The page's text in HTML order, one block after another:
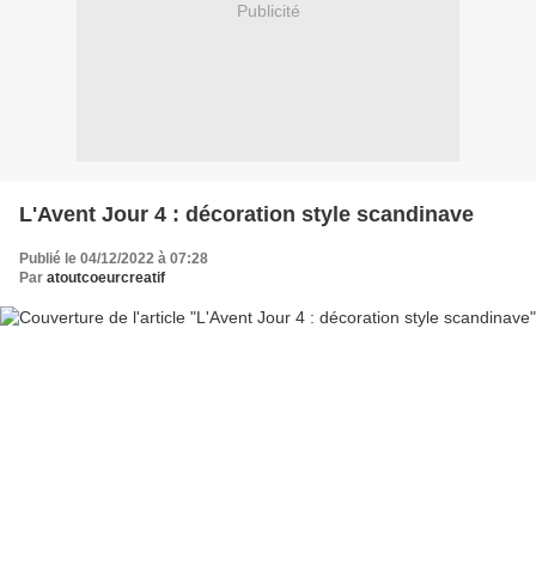
Publicité
L'Avent Jour 4 : décoration style scandinave
Publié le 04/12/2022 à 07:28
Par atoutcoeurcreatif